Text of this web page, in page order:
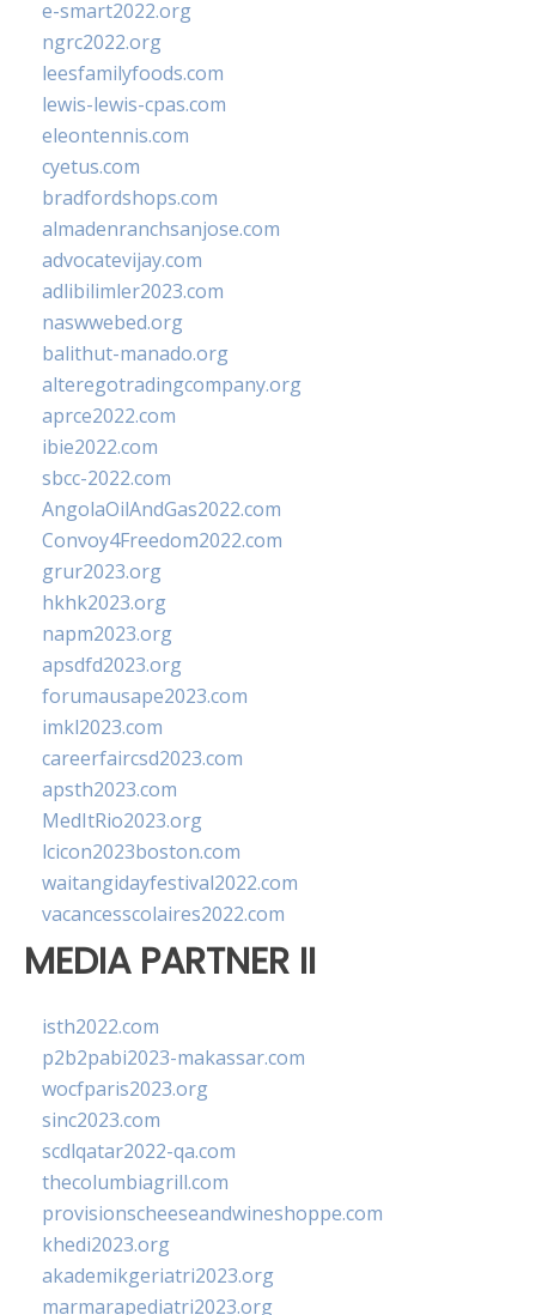
e-smart2022.org
ngrc2022.org
leesfamilyfoods.com
lewis-lewis-cpas.com
eleontennis.com
cyetus.com
bradfordshops.com
almadenranchsanjose.com
advocatevijay.com
adlibilimler2023.com
naswwebed.org
balithut-manado.org
alteregotradingcompany.org
aprce2022.com
ibie2022.com
sbcc-2022.com
AngolaOilAndGas2022.com
Convoy4Freedom2022.com
grur2023.org
hkhk2023.org
napm2023.org
apsdfd2023.org
forumausape2023.com
imkl2023.com
careerfaircsd2023.com
apsth2023.com
MedItRio2023.org
lcicon2023boston.com
waitangidayfestival2022.com
vacancesscolaires2022.com
MEDIA PARTNER II
isth2022.com
p2b2pabi2023-makassar.com
wocfparis2023.org
sinc2023.com
scdlqatar2022-qa.com
thecolumbiagrill.com
provisionscheeseandwineshoppe.com
khedi2023.org
akademikgeriatri2023.org
marmarapediatri2023.org